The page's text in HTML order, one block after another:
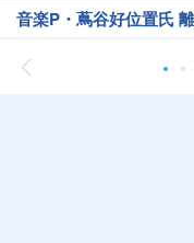
音楽P・蔦谷好位置氏